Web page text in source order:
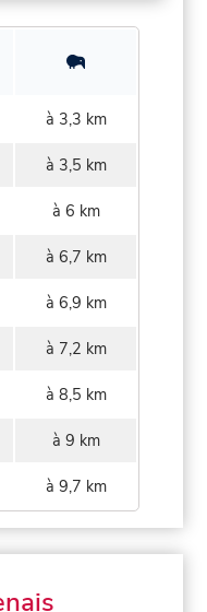
à 3,3 km
à 3,5 km
à 6 km
à 6,7 km
à 6,9 km
à 7,2 km
à 8,5 km
à 9 km
à 9,7 km